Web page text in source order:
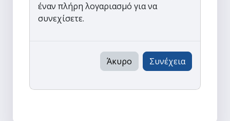
έναν πλήρη λογαριασμό για να
συνεχίσετε.
Άκυρο Συνέχεια